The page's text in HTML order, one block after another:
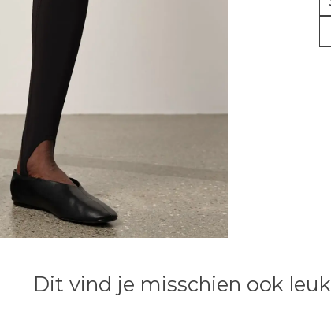
Dit vind je misschien ook leuk